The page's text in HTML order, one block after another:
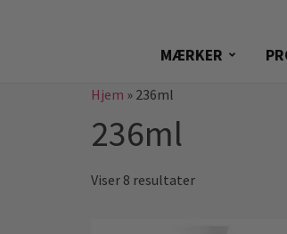
MÆRKER
Hjem » 236ml
236ml
Viser 8 resultater